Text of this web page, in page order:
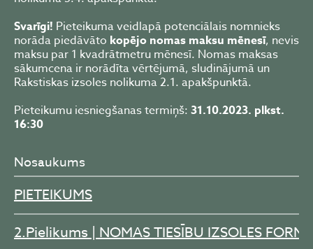
Svarīgi! Pieteikuma veidlapā potenciālais nomnieks
norāda piedāvāto kopējo nomas maksu mēnesī, nevis
maksu par 1 kvadrātmetru mēnesī. Nomas maksas
sākumcena ir norādīta vērtējumā, sludinājumā un
Rakstiskas izsoles nolikuma 2.1. apakšpunktā.
Pieteikumu iesniegšanas termiņš: 31.10.2023. plkst.
16:30
Nosaukums
PIETEIKUMS
2.Pielikums | NOMAS TIESĪBU IZSOLES